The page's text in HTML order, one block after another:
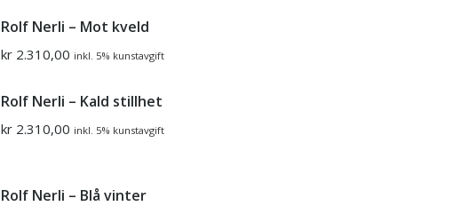
Rolf Nerli – Mot kveld
kr 2.310,00 inkl. 5% kunstavgift
Rolf Nerli – Kald stillhet
kr 2.310,00 inkl. 5% kunstavgift
Rolf Nerli – Blå vinter